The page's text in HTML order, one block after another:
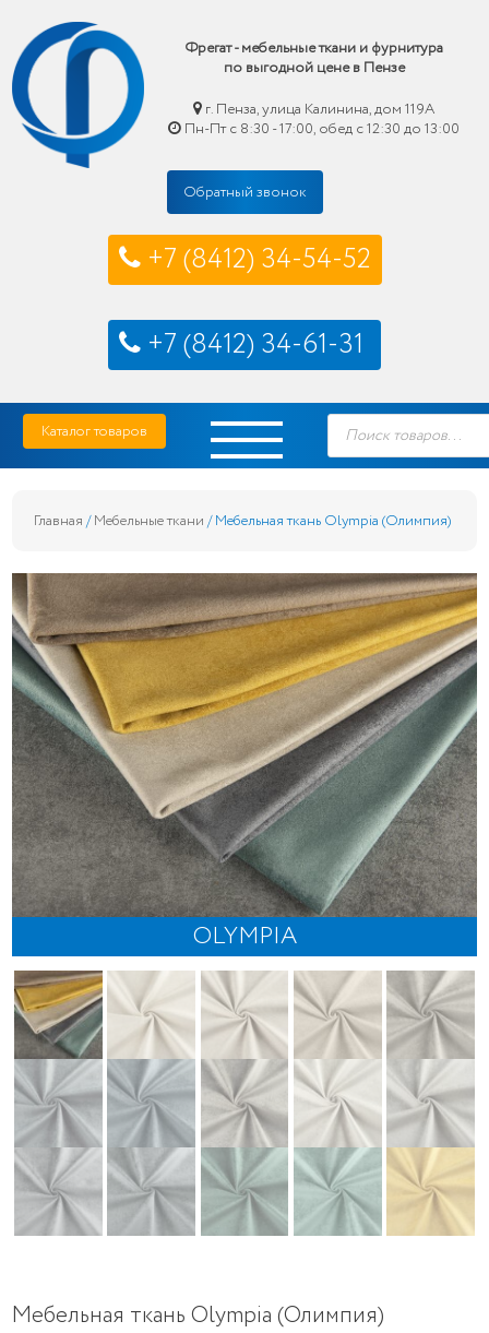
Фрегат - мебельные ткани и фурнитура
по выгодной цене в Пензе
г. Пенза, улица Калинина, дом 119А
Пн-Пт с 8:30 - 17:00, обед с 12:30 до 13:00
Обратный звонок
+7 (8412) 34-54-52
+7 (8412) 34-61-31
Skip
content
Фрегат — мебельные ткани и фурнитура купить по выгодной цене в Пензе
Каталог товаров
Поиск
товаров
Главная /Мебельные ткани / Мебельная ткань Olympia (Олимпия)
OLYMPIA
Мебельная ткань Olympia (Олимпия)